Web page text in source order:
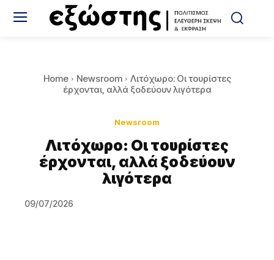
Home Newsroom
Λιτόχωρο: Οι τουρίστες
έρχονται, αλλά ξοδεύουν λιγότερα
Newsroom
Λιτόχωρο: Οι τουρίστες
έρχονται, αλλά ξοδεύουν
λιγότερα
09/07/2026